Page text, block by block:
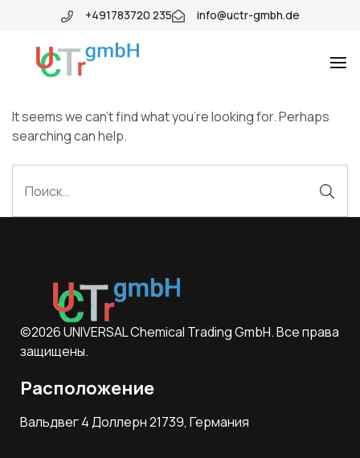
+491783720 235 info@uctr-gmbh.de
It seems we can’t find what you’re looking for. Perhaps
searching can help.
©2026 UNIVERSAL Chemical Trading GmbH. Все права
защищены.
Расположение
Вальдвег 4 Доллерн 21739, Германия